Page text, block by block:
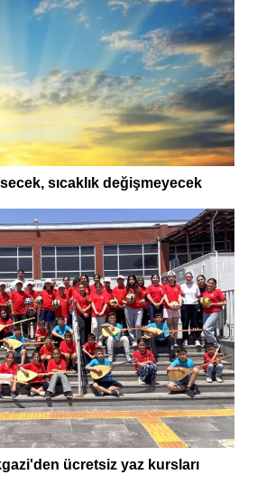
sıcaklık değişmeyecek
ücretsiz yaz kursları